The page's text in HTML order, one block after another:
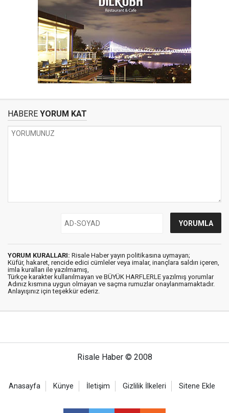
HABERE YORUM KAT
YORUM KURALLARI: Risale Haber yayın politikasına uymayan;
Küfür, hakaret, rencide edici cümleler veya imalar, inançlara saldırı içeren,
imla kuralları ile yazılmamış,
Türkçe karakter kullanılmayan ve BÜYÜK HARFLERLE yazılmış yorumlar
Adınız kısmına uygun olmayan ve saçma rumuzlar onaylanmamaktadır.
Anlayışınız için teşekkür ederiz.
Risale Haber © 2008
Anasayfa Künye İletişim Gizlilik İlkeleri Sitene Ekle